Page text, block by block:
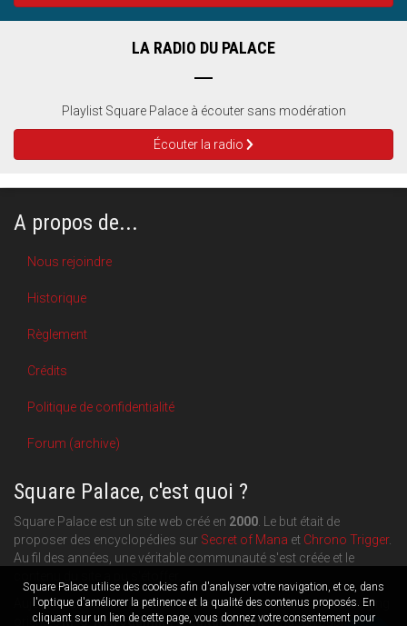
Square Palace utilise des cookies afin d'analyser votre navigation, et ce, dans
l'optique d'améliorer la petinence et la qualité des contenus proposés. En
cliquant sur un lien de cette page, vous donnez votre consentement pour
LA RADIO DU PALACE
Playlist Square Palace à écouter sans modération
Écouter la radio
A propos de...
Nous rejoindre
Historique
Règlement
Crédits
Politique de confidentialité
Forum (archive)
Square Palace, c'est quoi ?
Square Palace est un site web créé en 2000 . Le but était de
proposer des encyclopédies sur Secret of Mana et Chrono Trigger.
Au fil des années, une véritable communauté s'est créée et le
Aujourd'hui, Square Palace c'est aussi une plateforme de blogging
orientéeRPG, Retrogamingetculture geek: chacun publie ce